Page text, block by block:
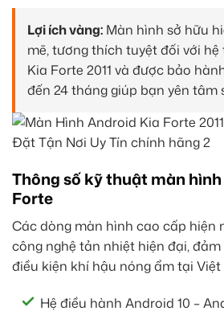
Lợi ích vàng: Màn hình sở hữu
mẽ, tương thích tuyệt đối với
Kia Forte 2011 và được bảo
đến 24 tháng giúp bạn yên tâm
Thông số kỹ thuật màn
Forte
Các dòng màn hình cao cấp hiện
công nghệ tản nhiệt hiện đại,
điều kiện khí hậu nóng ẩm tại Việt
Hệ điều hành Android 10 –